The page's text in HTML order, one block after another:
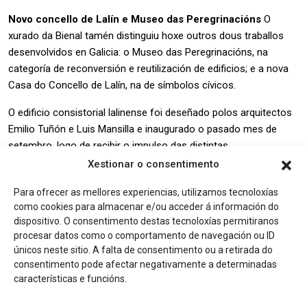
Xestionar o consentimento
Para ofrecer as mellores experiencias, utilizamos tecnoloxías
como cookies para almacenar e/ou acceder á información do
dispositivo. O consentimento destas tecnoloxías permitiranos
procesar datos como o comportamento de navegación ou ID
únicos neste sitio. A falta de consentimento ou a retirada do
consentimento pode afectar negativamente a determinadas
características e funcións.
Novo concello de Lalín e Museo das Peregrinacións O
xurado da Bienal tamén distinguiu hoxe outros dous traballos
desenvolvidos en Galicia: o Museo das Peregrinacións, na
categoría de reconversión e reutilización de edificios; e a nova
Casa do Concello de Lalín, na de símbolos cívicos.
O edificio consistorial lalinense foi deseñado polos arquitectos
Emilio Tuñón e Luis Mansilla e inaugurado o pasado mes de
setembro, logo de recibir o impulso das distintas
administracións, en particular de diferentes departamentos da
municipais os cidadáns, estase a converter tamén nun referente
arquitectónico da vila.
En canto ao Museo das Peregrinacións, obra do arquitecto
Manuel Gallego Jorreto, é, segundo a Bienal, “un camiño cara
unha visión de Santiago e da Catedral que aproveita o existente